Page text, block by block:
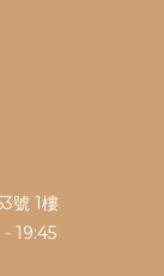
號 1樓
19:45